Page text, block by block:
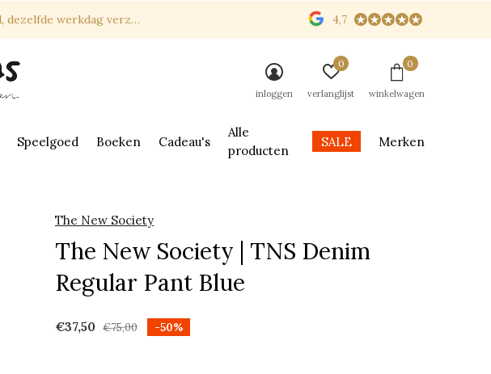
Speelgoed Boeken Cadeau's
Alle
producten
SALE Merken
inloggen verlanglijst
0
winkelwagen
0
werkdag verzonden 4,7
The New Society
The New Society | TNS Denim
Regular Pant Blue
€37,50 €75,00 -50%